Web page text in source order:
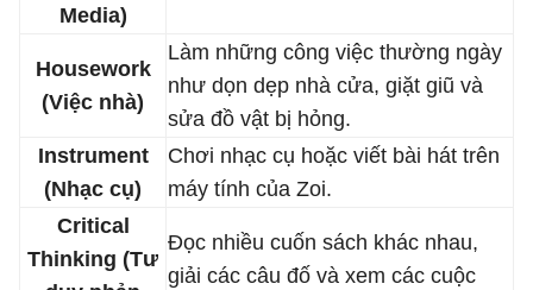
Media)
Housework
(Việc nhà)
Làm những công việc thường ngày
như dọn dẹp nhà cửa, giặt giũ và
sửa đồ vật bị hỏng.
Instrument
(Nhạc cụ)
Chơi nhạc cụ hoặc viết bài hát trên
máy tính của Zoi.
Critical
Thinking (Tư
Đọc nhiều cuốn sách khác nhau,
giải các câu đố và xem các cuộc